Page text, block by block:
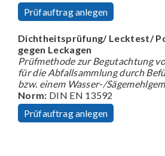
Prüfauftrag anlegen
Dichtheitsprüfung/ Lecktest/
gegen Leckagen
Prüfmethode zur Begutachtung
für die Abfallsammlung durch
bzw. einem Wasser-/
Norm: DIN EN 13592
Prüfauftrag anlegen